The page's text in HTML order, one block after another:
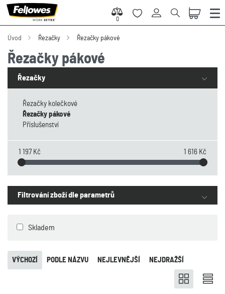
0
0
Úvod Řezačky Řezačky pákové
Řezačky pákové
Řezačky
Řezačky kolečkové
Řezačky pákové
Příslušenství
1 197 Kč 1 616 Kč
Filtrování zboží dle parametrů
Skladem
NEJLEVNĚJŠÍ NEJDRAŽŠÍ
PODLE NÁZVU
VÝCHOZÍ